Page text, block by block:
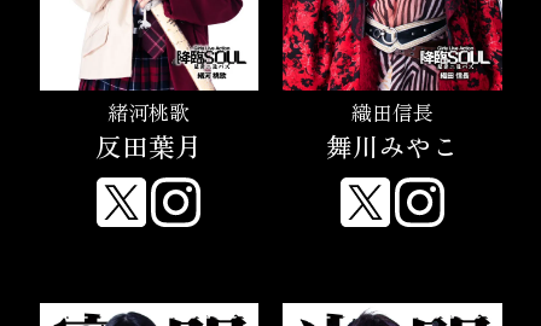
緒河桃歌
反田葉月
織田信長
舞川みやこ